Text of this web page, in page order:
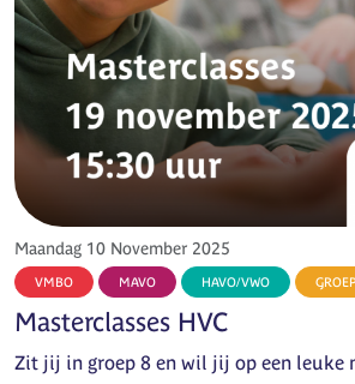
Maandag 10 November 2025
VMBO MAVO HAVO/VWO
Masterclasses HVC
Zit jij in groep 8 en wil jij op een leuke